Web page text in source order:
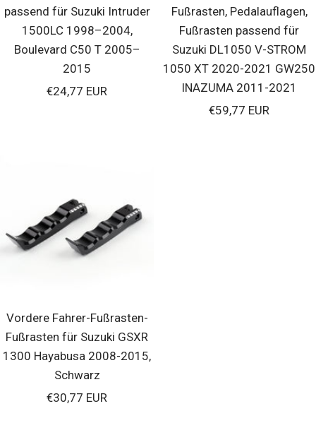
passend für Suzuki Intruder
1500LC 1998–2004,
Boulevard C50 T 2005–
2015
Verkaufspreis
€24,77 EUR
Fußrasten, Pedalauflagen,
Fußrasten passend für
Suzuki DL1050 V-STROM
1050 XT 2020-2021 GW250
INAZUMA 2011-2021
Verkaufspreis
€59,77 EUR
Vordere Fahrer-Fußrasten-
Fußrasten für Suzuki GSXR
1300 Hayabusa 2008-2015,
Schwarz
Verkaufspreis
€30,77 EUR